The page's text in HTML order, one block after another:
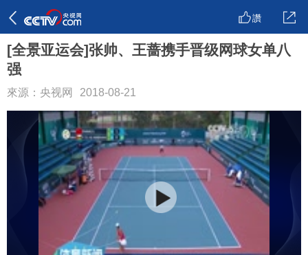
讚
[全景亚运会]张帅、王蔷携手晋级网球女单八
强
來源：央视网 2018-08-21